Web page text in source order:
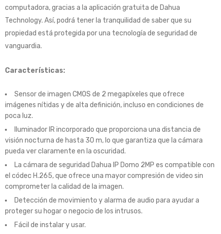
computadora, gracias a la aplicación gratuita de Dahua
Technology. Así, podrá tener la tranquilidad de saber que su
propiedad está protegida por una tecnología de seguridad de
vanguardia.
Características:
Sensor de imagen CMOS de 2 megapíxeles que ofrece
imágenes nítidas y de alta definición, incluso en condiciones de
poca luz.
Iluminador IR incorporado que proporciona una distancia de
visión nocturna de hasta 30 m, lo que garantiza que la cámara
pueda ver claramente en la oscuridad.
La cámara de seguridad Dahua IP Domo 2MP es compatible con
el códec H.265, que ofrece una mayor compresión de video sin
comprometer la calidad de la imagen.
Detección de movimiento y alarma de audio para ayudar a
proteger su hogar o negocio de los intrusos.
Fácil de instalar y usar.